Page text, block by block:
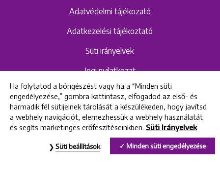
Adatvédelmi tájékozató
Adatkezelési tájékoztató
Süti irányelvek
Jogi nyilatkozat
Hangrögzítéshez kapcsolódó adatvédelmi
szabályzat és tájékoztató
Uniklinik Fogászati és Implantációs Központ
Ha folytatod a böngészést vagy ha a “Minden süti
engedélyezése,” gombra kattintasz, elfogadod az első- és
harmadik fél sütijeinek tárolását a készülékeden, hogy javítsd
a webhely navigációt, elemezhessük a webhely használatát
és segíts marketinges erőfeszítéseinkben. Süti Irányelvek
Minden süti engedélyezése
Süti beállítások